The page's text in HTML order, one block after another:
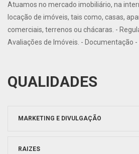
Atuamos no mercado imobiliário, na
locação de imóveis, tais como, casas,
comerciais, terrenos ou chácaras. -
Avaliações de Imóveis. - Documentação
QUALIDADES
MARKETING E DIVULGAÇÃO
RAIZES